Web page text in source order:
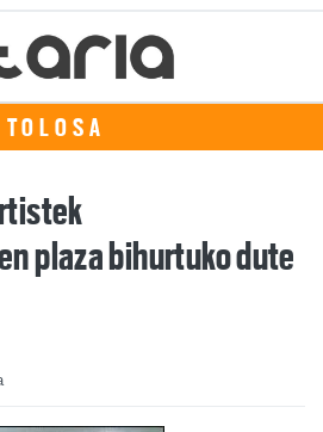
TOLOSA
plaza bihurtuko dute